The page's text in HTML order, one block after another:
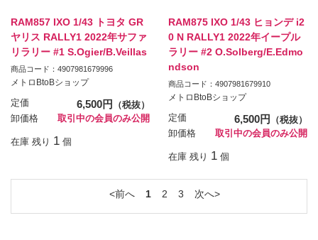
RAM857 IXO 1/43 トヨタ GR
ヤリス RALLY1 2022年サファ
リラリー #1 S.Ogier/B.Veillas
商品コード：4907981679996
メトロBtoBショップ
定価 6,500円
（税抜）
卸価格
取引中の会員のみ公開
在庫 残り 1 個
RAM875 IXO 1/43 ヒョンデ i2
0 N RALLY1 2022年イープル
ラリー #2 O.Solberg/E.Edmo
ndson
商品コード：4907981679910
メトロBtoBショップ
定価 6,500円
（税抜）
卸価格
取引中の会員のみ公開
在庫 残り 1 個
前へ 1 2 3 次へ